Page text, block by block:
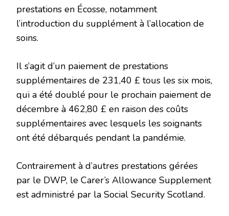
prestations en Écosse, notamment
l’introduction du supplément à l’allocation de
soins.
Il s’agit d’un paiement de prestations
supplémentaires de 231,40 £ tous les six mois,
qui a été doublé pour le prochain paiement de
décembre à 462,80 £ en raison des coûts
supplémentaires avec lesquels les soignants
ont été débarqués pendant la pandémie.
Contrairement à d’autres prestations gérées
par le DWP, le Carer’s Allowance Supplement
est administré par la Social Security Scotland.